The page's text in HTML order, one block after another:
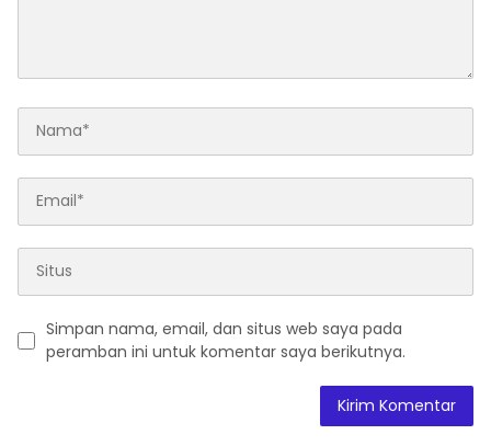
Simpan nama, email, dan situs web saya pada
peramban ini untuk komentar saya berikutnya.